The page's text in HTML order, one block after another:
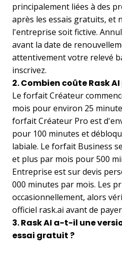
principalement liées à des
après les essais gratuits, et
l'entreprise soit fictive.
avant la date de
attentivement votre relevé
inscrivez.
2. Combien coûte Rask
Le forfait Créateur
mois pour environ 25
forfait Créateur Pro est
pour 100 minutes et
labiale. Le forfait Business
et plus par mois pour 500
Entreprise est sur devis
000 minutes par mois. Les
occasionnellement, alors
officiel rask.ai avant de
3. Rask AI a-t-il une
essai gratuit ?